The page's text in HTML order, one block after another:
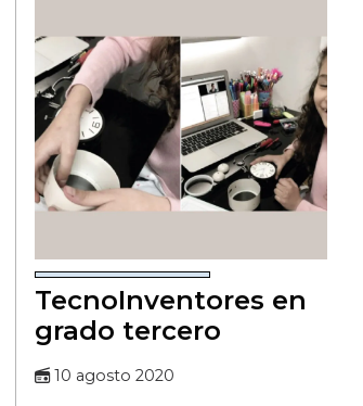
TecnoInventores en
grado tercero
10 agosto 2020